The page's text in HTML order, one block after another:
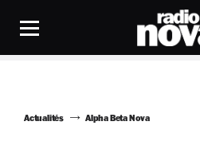
Actualités Alpha Beta Nova